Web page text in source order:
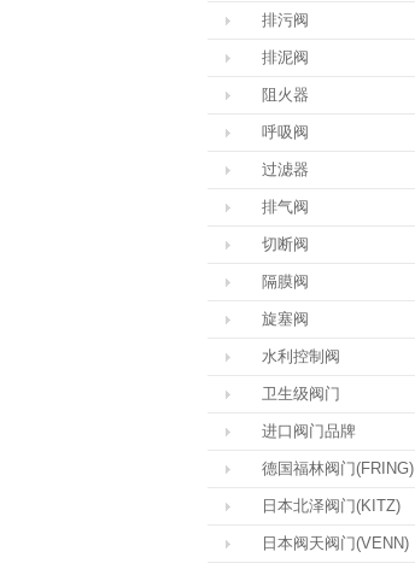
排污阀
排泥阀
阻火器
呼吸阀
过滤器
排气阀
切断阀
隔膜阀
旋塞阀
水利控制阀
卫生级阀门
进口阀门品牌
德国福林阀门(FRING)
日本北泽阀门(KITZ)
日本阀天阀门(VENN)